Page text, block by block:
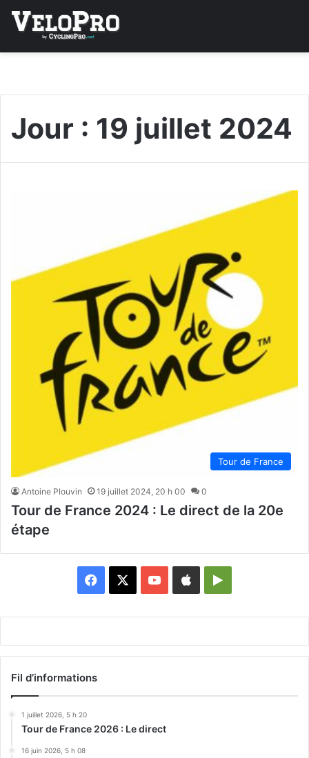
Jour : 19 juillet 2024
Tour de France
Antoine Plouvin 19 juillet 2024, 20 h 00 0
Tour de France 2024 : Le direct de la 20e
étape
Facebook YouTubeAppleGoogle
Fil d’informations
1 juillet 2026, 5 h 20
Tour de France 2026 : Le direct
16 juin 2026, 5 h 08